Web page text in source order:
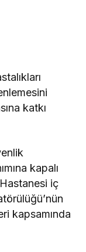
katkı
kapalı
iç
kapsamında